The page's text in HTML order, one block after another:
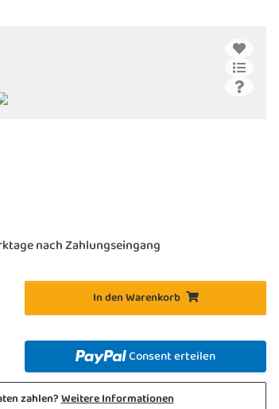
nach Zahlungseingang
In den Warenkorb
Consent erteilen
zahlen?Weitere Informationen